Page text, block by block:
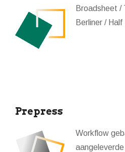
Broadsheet /
Berliner / Half
Prepress
Workflow